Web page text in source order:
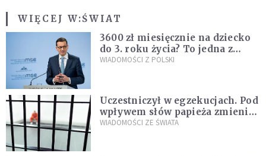
WIĘCEJ W:ŚWIAT
3600 zł miesięcznie na dziecko
do 3. roku życia? To jedna z
propozycji programu "Rozwój
WIADOMOŚCI Z POLSKI
Uczestniczył w egzekucjach. Pod
wpływem słów papieża zmienił
zdanie
WIADOMOŚCI ZE ŚWIATA